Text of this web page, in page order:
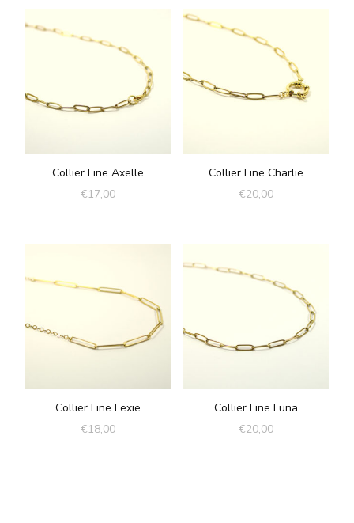
Collier Line Axelle
€17,00
Collier Line Charlie
€20,00
Collier Line Lexie
€18,00
Collier Line Luna
€20,00